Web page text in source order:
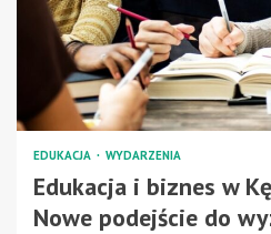
EDUKACJA WYDARZENIA
Edukacja i biznes w
Nowe podejście do